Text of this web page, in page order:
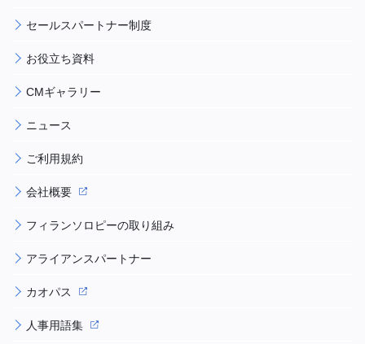
セールスパートナー制度
お役立ち資料
CMギャラリー
ニュース
ご利用規約
会社概要
フィランソロピーの取り組み
アライアンスパートナー
カオパス
人事用語集